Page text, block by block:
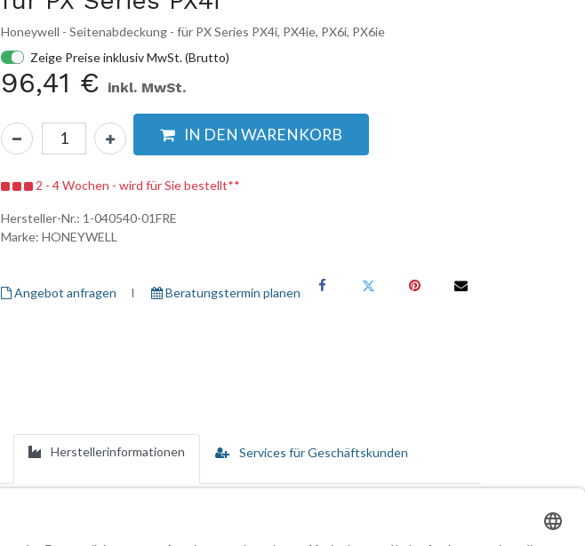
Honeywell - Seitenabdeckung - für PX Series PX4i, PX4ie, PX6i, PX6ie
Zeige Preise inklusiv MwSt. (Brutto)
96,41 € inkl. MwSt.
IN DEN WARENKORB
2 - 4 Wochen - wird für Sie bestellt**
Hersteller-Nr.: 1-040540-01FRE
Marke: HONEYWELL
Angebot anfragen I ​ Beratungstermin planen
Herstellerinformationen Services für Geschäftskunden